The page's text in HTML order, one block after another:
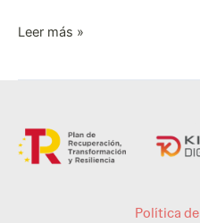
Leer más »
Política